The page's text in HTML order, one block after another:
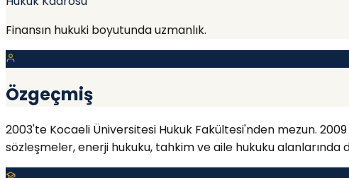
Finansın hukuki boyutunda uzmanlık.
Özgeçmiş
2003'te Kocaeli Üniversitesi Hukuk Fakültesi'nden mezun.
sözleşmeler, enerji hukuku, tahkim ve aile hukuku alanlarında